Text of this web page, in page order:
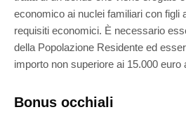
economico ai nuclei familiari con figli
requisiti economici. È necessario
della Popolazione Residente ed
importo non superiore ai 15.000 euro
Bonus occhiali